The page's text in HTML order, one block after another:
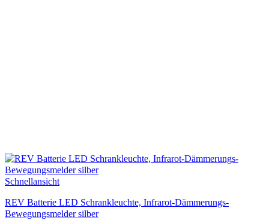
Schnellansicht
REV Batterie LED Schrankleuchte, Infrarot-Dämmerungs-
Bewegungsmelder silber